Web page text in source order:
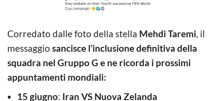
Corredato dalle foto della stella Mehdi Taremi, il
messaggio sancisce l’inclusione definitiva della
squadra nel Gruppo G e ne ricorda i prossimi
appuntamenti mondiali:
15 giugno: Iran VS Nuova Zelanda